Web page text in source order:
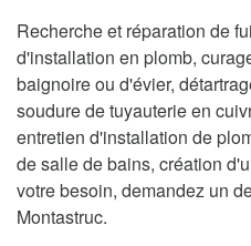
Recherche et réparation de
d'installation en plomb,
baignoire ou d'évier,
soudure de tuyauterie en
entretien d'installation de
de salle de bains, création
votre besoin, demandez un
Montastruc.